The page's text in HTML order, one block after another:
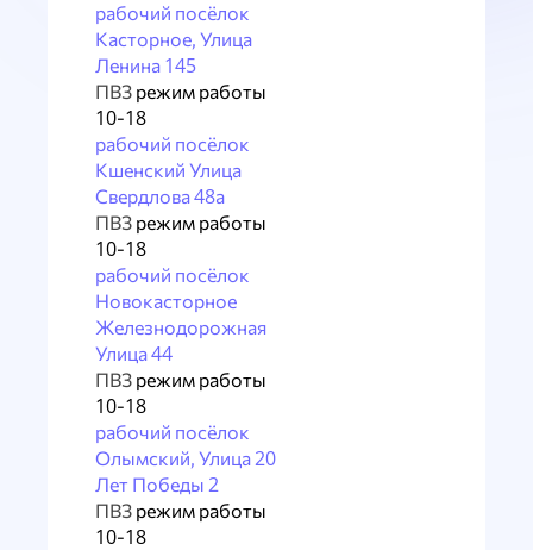
рабочий посёлок
Касторное, Улица
Ленина 145
ПВЗ режим работы
10-18
рабочий посёлок
Кшенский Улица
Свердлова 48а
ПВЗ режим работы
10-18
рабочий посёлок
Новокасторное
Железнодорожная
Улица 44
ПВЗ режим работы
10-18
рабочий посёлок
Олымский, Улица 20
Лет Победы 2
ПВЗ режим работы
10-18